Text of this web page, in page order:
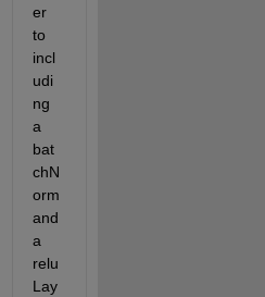
er
to
incl
udi
ng
a
bat
chN
orm
and
a
relu
Lay